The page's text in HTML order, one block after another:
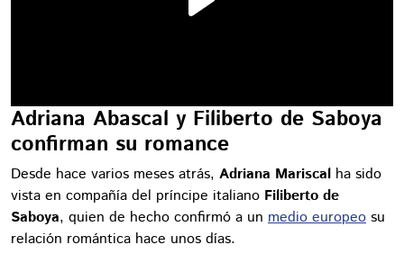
Adriana Abascal y Filiberto de Saboya
confirman su romance
Desde hace varios meses atrás, Adriana Mariscal ha sido
vista en compañía del príncipe italiano Filiberto de
Saboya, quien de hecho confirmó a un medio europeo su
relación romántica hace unos días.